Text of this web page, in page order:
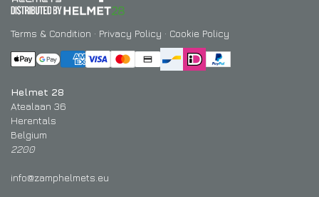
Terms & Condition · Privacy Policy · Cookie Policy
Helmet 28
Atealaan 36
Herentals
Belgium
2200
info@zamphelmets.eu